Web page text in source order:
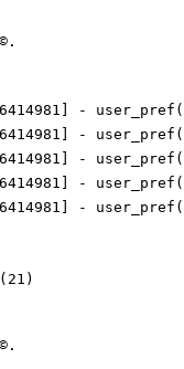
-
-
-
-
-